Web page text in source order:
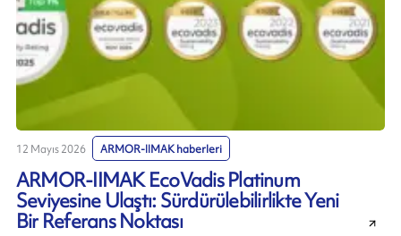
12 Mayıs 2026 ARMOR-IIMAK haberleri
ARMOR-IIMAK EcoVadis Platinum
Seviyesine Ulaştı: Sürdürülebilirlikte Yeni
Bir Referans Noktası